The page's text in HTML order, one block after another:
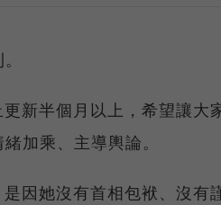
新半個月以上，希望讓大
加乘、主導輿論。
因她沒有首相包袱、沒有